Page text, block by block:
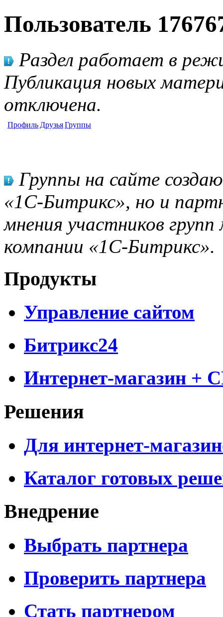
Пользователь
Раздел работает в
Публикация новых
отключена.
Профиль ДрузьяГруппы
Группы на сайте
«1С-Битрикс», но и
мнения участников
компании «1С-Битрикс».
Продукты
Управление сайтом
Битрикс24
Интернет-магазин +
Решения
Для интернет-
Каталог готовых
Внедрение
Выбрать партнера
Проверить партнера
Стать партнером